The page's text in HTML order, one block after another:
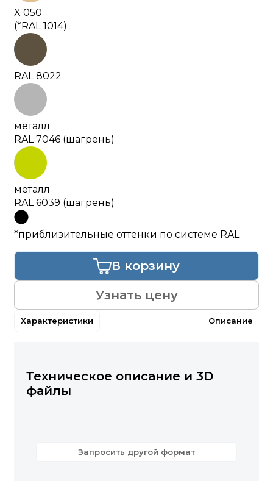
Характеристики Описание
Техническое описание и 3D
файлы
Запросить другой формат
X 050
(*RAL 1014)
RAL 8022
металл
RAL 7046 (шагрень)
металл
RAL 6039 (шагрень)
*приблизительные оттенки по системе RAL
Узнать цену
В корзину